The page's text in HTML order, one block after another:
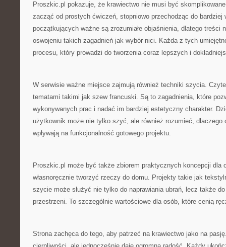
Proszkic.pl pokazuje, że krawiectwo nie musi być
zacząć od prostych ćwiczeń, stopniowo przechodząc do bardziej
początkujących ważne są zrozumiałe objaśnienia, dlatego treści
oswojeniu takich zagadnień jak wybór nici. Każda z tych
procesu, który prowadzi do tworzenia coraz lepszych i
W serwisie ważne miejsce zajmują również techniki szycia.
tematami takimi jak szew francuski. Są to zagadnienia, które
wykonywanych prac i nadać im bardziej estetyczny charakter.
użytkownik może nie tylko szyć, ale również rozumieć, dlaczego
wpływają na funkcjonalność gotowego projektu.
Proszkic.pl może być także zbiorem praktycznych koncepcji dla
własnoręcznie tworzyć rzeczy do domu. Projekty takie jak
szycie może służyć nie tylko do naprawiania ubrań, lecz także
przestrzeni. To szczególnie wartościowe dla osób, które cenią
Strona zachęca do tego, aby patrzeć na krawiectwo jako na